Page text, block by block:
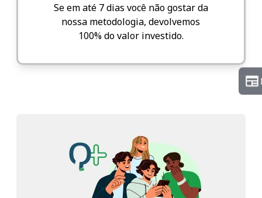
Se em até 7 dias você não gostar da
nossa metodologia, devolvemos
100% do valor investido.